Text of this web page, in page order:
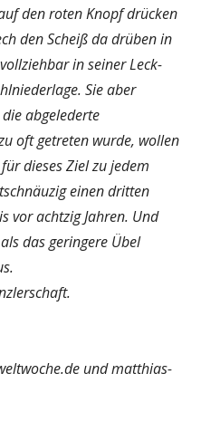
den roten Knopf drücken
den Scheiß da drüben in
in seiner Leck-
Sie aber
abgelederte
oft getreten wurde, wollen
dieses Ziel zu jedem
einen dritten
vor achtzig Jahren. Und
das geringere Übel
und matthias-